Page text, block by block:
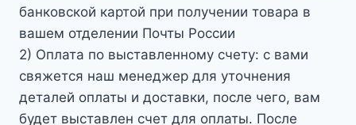
банковской картой при получении товара в
вашем отделении Почты России
2) Оплата по выставленному счету: с вами
свяжется наш менеджер для уточнения
деталей оплаты и доставки, после чего, вам
будет выставлен счет для оплаты. После